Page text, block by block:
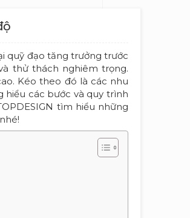
quỹ đạo tăng trưởng trước
thử thách nghiêm trọng.
Kéo theo đó là các nhu
hiểu các bước và quy trình
tìm hiểu những